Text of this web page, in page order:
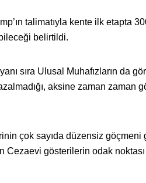
talimatıyla kente ilk etapta
belirtildi.
sıra Ulusal Muhafızların da
aksine zaman zaman
çok sayıda düzensiz göçmeni
Cezaevi gösterilerin odak